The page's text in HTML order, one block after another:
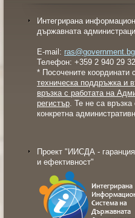
Интегрирана
държавната
E-mail: ras@government.bg
Телефон: +359 2 940 29 32
* Посочените координати
техническа поддръжка и
връзка с работата на
регистър. Те не са връзка
конкретна
Проект "ИИСДА -
и ефективност"